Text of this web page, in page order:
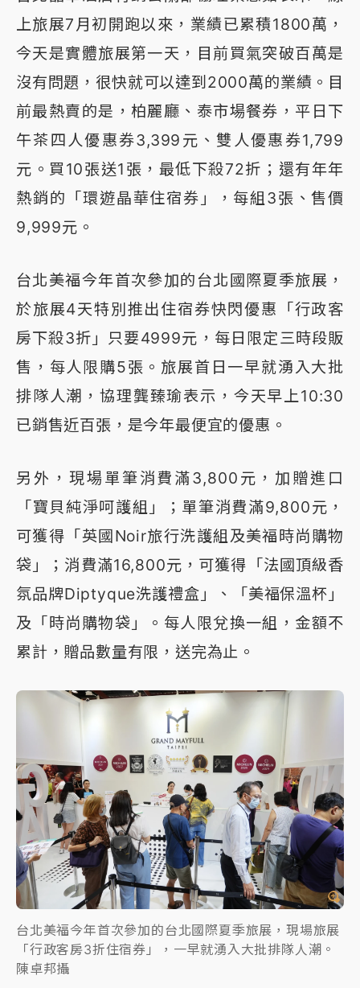
上旅展7月初開跑以來，業績已累積1800萬，
今天是實體旅展第一天，目前買氣突破百萬是
沒有問題，很快就可以達到2000萬的業績。目
前最熱賣的是，柏麗廳、泰市場餐券，平日下
午茶四人優惠券3,399元、雙人優惠券1,799
元。買10張送1張，最低下殺72折；還有年年
熱銷的「環遊晶華住宿券」，每組3張、售價
9,999元。
台北美福今年首次參加的台北國際夏季旅展，
於旅展4天特別推出住宿券快閃優惠「行政客
房下殺3折」只要4999元，每日限定三時段販
售，每人限購5張。旅展首日一早就湧入大批
排隊人潮，協理龔臻瑜表示，今天早上10:30
已銷售近百張，是今年最便宜的優惠。
另外，現場單筆消費滿3,800元，加贈進口
「寶貝純淨呵護組」；單筆消費滿9,800元，
可獲得「英國Noir旅行洗護組及美福時尚購物
袋」；消費滿16,800元，可獲得「法國頂級香
氛品牌Diptyque洗護禮盒」、「美福保溫杯」
及「時尚購物袋」。每人限兌換一組，金額不
累計，贈品數量有限，送完為止。
台北美福今年首次參加的台北國際夏季旅展，現場旅展
「行政客房3折住宿券」，一早就湧入大批排隊人潮。
陳卓邦攝